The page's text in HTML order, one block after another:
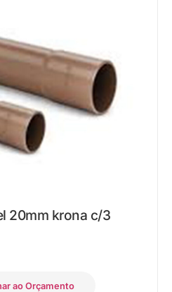
20mm krona c/3
ao Orçamento